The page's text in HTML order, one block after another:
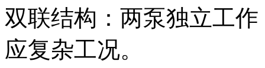
双联结构：两泵独立工
应复杂工况。